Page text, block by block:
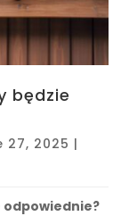
będzie
27, 2025 |